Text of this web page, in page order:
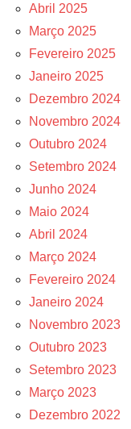
Abril 2025
Março 2025
Fevereiro 2025
Janeiro 2025
Dezembro 2024
Novembro 2024
Outubro 2024
Setembro 2024
Junho 2024
Maio 2024
Abril 2024
Março 2024
Fevereiro 2024
Janeiro 2024
Novembro 2023
Outubro 2023
Setembro 2023
Março 2023
Dezembro 2022